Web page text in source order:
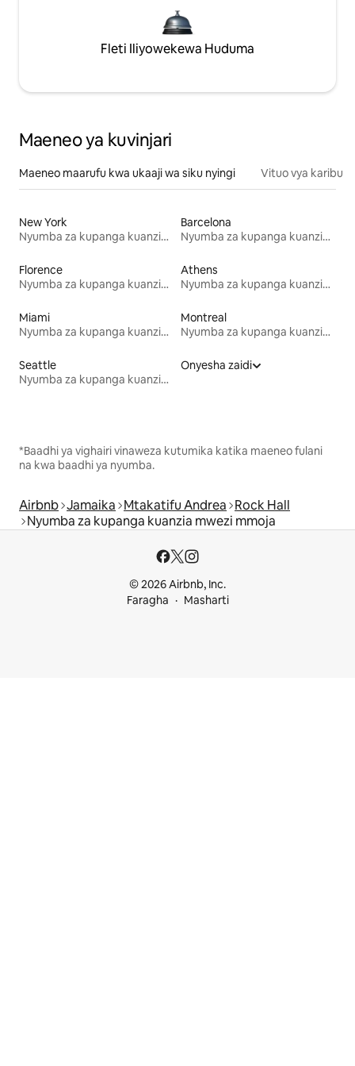
Fleti Iliyowekewa Huduma
Maeneo ya kuvinjari
Maeneo maarufu kwa ukaaji wa siku nyingi Vituo vya karibu
New York
Nyumba za kupanga kuanzia mwezi mmoja
Barcelona
Nyumba za kupanga kuanzia mwezi mmoja
Florence
Nyumba za kupanga kuanzia mwezi mmoja
Athens
Nyumba za kupanga kuanzia mwezi mmoja
Miami
Nyumba za kupanga kuanzia mwezi mmoja
Montreal
Nyumba za kupanga kuanzia mwezi mmoja
Seattle
Nyumba za kupanga kuanzia mwezi mmoja
Onyesha zaidi
*Baadhi ya vighairi vinaweza kutumika katika maeneo fulani
na kwa baadhi ya nyumba.
Airbnb Jamaika Mtakatifu Andrea Rock Hall
Nyumba za kupanga kuanzia mwezi mmoja
© 2026 Airbnb, Inc.
Faragha
Masharti